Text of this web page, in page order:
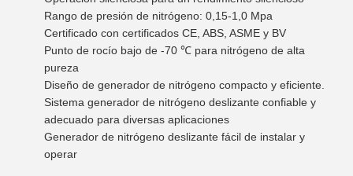
Rango de presión de nitrógeno: 0,15-1,0 Mpa
Certificado con certificados CE, ABS, ASME y BV
Punto de rocío bajo de -70 ℃ para nitrógeno de alta
pureza
Diseño de generador de nitrógeno compacto y eficiente.
Sistema generador de nitrógeno deslizante confiable y
adecuado para diversas aplicaciones
Generador de nitrógeno deslizante fácil de instalar y
operar